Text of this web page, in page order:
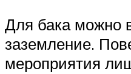
Для бака можно
заземление.
мероприятия